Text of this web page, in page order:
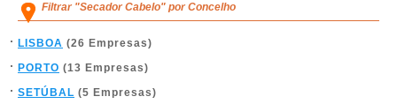
Filtrar "Secador Cabelo" por Concelho
LISBOA (26 Empresas)
PORTO (13 Empresas)
SETÚBAL (5 Empresas)